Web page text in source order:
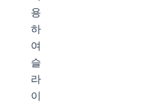
용
하
여
슬
라
이